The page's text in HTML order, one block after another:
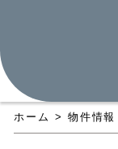
ホーム > 物件情報